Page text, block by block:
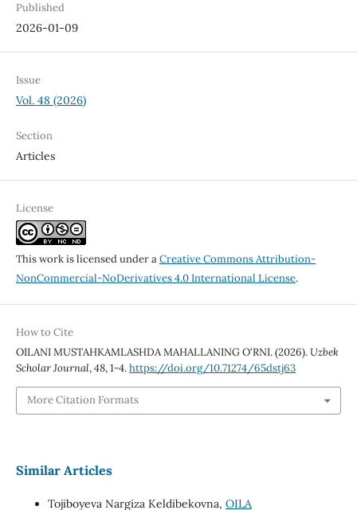
Published
2026-01-09
Issue
Vol. 48 (2026)
Section
Articles
License
This work is licensed under aCreative Commons Attribution-
NonCommercial-NoDerivatives 4.0 International License.
How to Cite
OILANI MUSTAHKAMLASHDA MAHALLANING O‘RNI. (2026).Uzbek
Scholar Journal,48, 1-4.https://doi.org/10.71274/65dstj63
More Citation Formats
Similar Articles
Tojiboyeva Nargiza Keldibekovna, OILA